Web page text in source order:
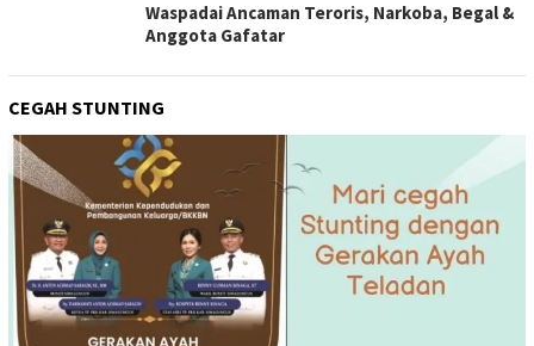
Waspadai Ancaman Teroris, Narkoba, Begal &
Anggota Gafatar
CEGAH STUNTING